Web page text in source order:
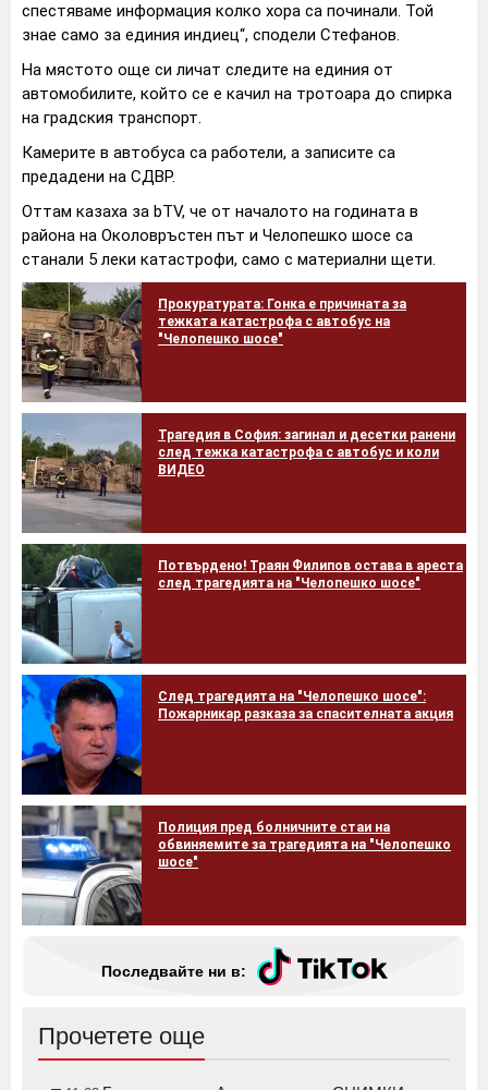
спестяваме информация колко хора са починали. Той
знае само за единия индиец“, сподели Стефанов.
На мястото още си личат следите на единия от
автомобилите, който се е качил на тротоара до спирка
на градския транспорт.
Камерите в автобуса са работели, а записите са
предадени на СДВР.
Оттам казаха за bTV, че от началото на годината в
района на Околовръстен път и Челопешко шосе са
станали 5 леки катастрофи, само с материални щети.
Прокуратурата: Гонка е причината за
тежката катастрофа с автобус на
"Челопешко шосе"
Трагедия в София: загинал и десетки ранени
след тежка катастрофа с автобус и коли
ВИДЕО
Потвърдено! Траян Филипов остава в ареста
след трагедията на "Челопешко шосе"
След трагедията на "Челопешко шосе":
Пожарникар разказа за спасителната акция
Полиция пред болничните стаи на
обвиняемите за трагедията на "Челопешко
шосе"
Последвайте ни в:
Прочетете още